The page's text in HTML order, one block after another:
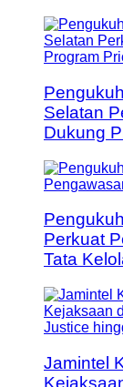
Selatan
Dukung
Perkuat
Tata
Jamintel